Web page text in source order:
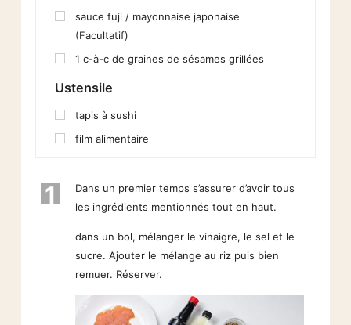
sauce fuji / mayonnaise japonaise
(Facultatif)
1 c-à-c de graines de sésames grillées
Ustensile
tapis à sushi
film alimentaire
1
Dans un premier temps s’assurer d’avoir tous
les ingrédients mentionnés tout en haut.
dans un bol, mélanger le vinaigre, le sel et le
sucre. Ajouter le mélange au riz puis bien
remuer. Réserver.